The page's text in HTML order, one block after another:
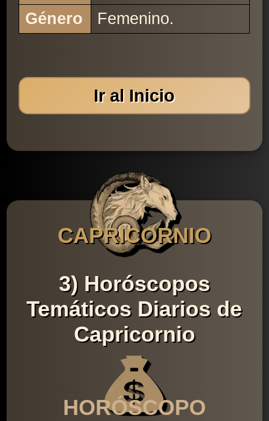
Género
Femenino.
Ir al Inicio
CAPRICORNIO
3) Horóscopos
Temáticos Diarios de
Capricornio
HORÓSCOPO